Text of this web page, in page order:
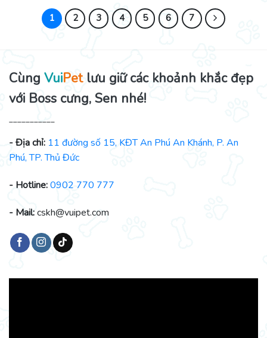
1 2 3 4 5 6 7
Cùng VuiPetlưu giữ các khoảnh khắc đẹp
với Boss cưng, Sen nhé!
- Địa chỉ: 11 đường số 15, KĐT An Phú An Khánh, P. An
Phú, TP. Thủ Đức
- Hotline:0902 770 777
- Mail:cskh@vuipet.com